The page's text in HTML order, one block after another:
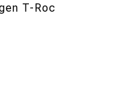
T-Roc